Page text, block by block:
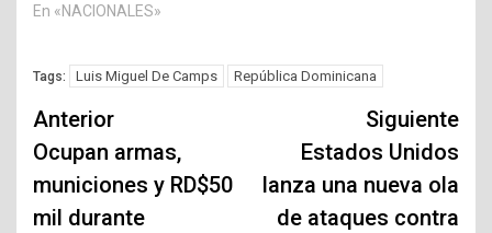
En «NACIONALES»
Tags: Luis Miguel De Camps República Dominicana
Navegación
de
entradas
Anterior
Ocupan armas,
municiones y RD$50
mil durante
Siguiente
Estados Unidos
lanza una nueva ola
de ataques contra